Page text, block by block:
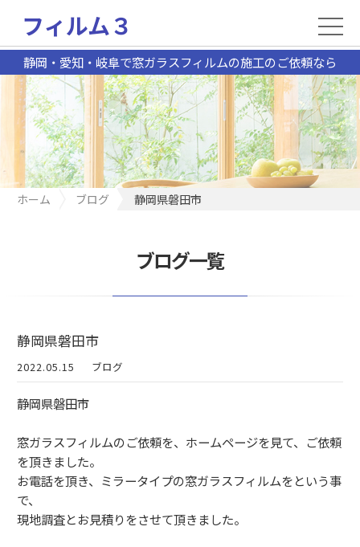
静岡・愛知・岐阜で窓ガラスフィルムの施工のご依頼なら
フィルム３
ホーム ブログ 静岡県磐田市
ブログ一覧
静岡県磐田市
2022.05.15 ブログ
静岡県磐田市
窓ガラスフィルムのご依頼を、ホームページを見て、ご依頼
を頂きました。
お電話を頂き、ミラータイプの窓ガラスフィルムをという事
で、
現地調査とお見積りをさせて頂きました。